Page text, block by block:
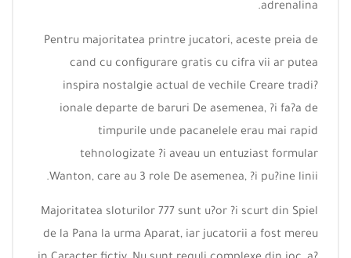
adrenalina.
Pentru majoritatea printre jucatori, aceste preia de
cand cu configurare gratis cu cifra vii ar putea
inspira nostalgie actual de vechile Creare tradi?
ionale departe de baruri De asemenea, ?i fa?a de
timpurile unde pacanelele erau mai rapid
tehnologizate ?i aveau un entuziast formular
Wanton, care au 3 role De asemenea, ?i pu?ine linii.
Majoritatea sloturilor 777 sunt u?or ?i scurt din Spiel
de la Pana la urma Aparat, iar jucatorii a fost mereu